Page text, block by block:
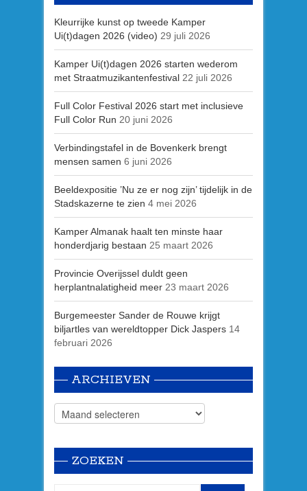
Kleurrijke kunst op tweede Kamper
Ui(t)dagen 2026 (video) 29 juli 2026
Kamper Ui(t)dagen 2026 starten wederom
met Straatmuzikantenfestival 22 juli 2026
Full Color Festival 2026 start met inclusieve
Full Color Run 20 juni 2026
Verbindingstafel in de Bovenkerk brengt
mensen samen 6 juni 2026
Beeldexpositie ’Nu ze er nog zijn’ tijdelijk in de
Stadskazerne te zien 4 mei 2026
Kamper Almanak haalt ten minste haar
honderdjarig bestaan 25 maart 2026
Provincie Overijssel duldt geen
herplantnalatigheid meer 23 maart 2026
Burgemeester Sander de Rouwe krijgt
biljartles van wereldtopper Dick Jaspers 14
februari 2026
ARCHIEVEN
ZOEKEN